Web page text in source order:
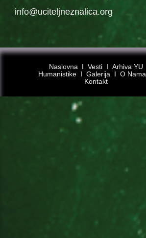
info@uciteljneznalica.org
Naslovna Ι Vesti Ι Arhiva YU
Humanistike Ι Galerija Ι O Nama
Kontakt